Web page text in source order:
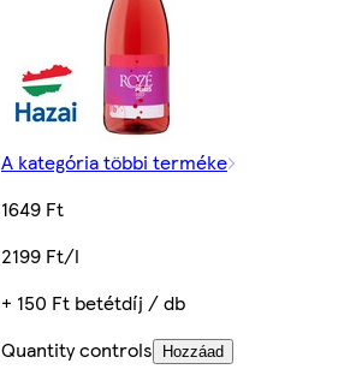
A kategória többi terméke
1649 Ft
2199 Ft/l
+ 150 Ft betétdíj / db
Quantity controls
Hozzáad